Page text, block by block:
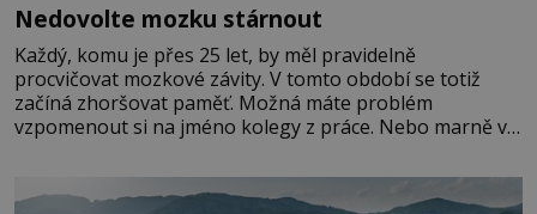
Nedovolte mozku stárnout
Každý, komu je přes 25 let, by měl pravidelně
procvičovat mozkové závity. V tomto období se totiž
začíná zhoršovat paměť. Možná máte problém
vzpomenout si na jméno kolegy z práce. Nebo marně v
Je to opravdu tak, s věkem jako kdyby se paměť
rozhodla stávkovat. Cvičte